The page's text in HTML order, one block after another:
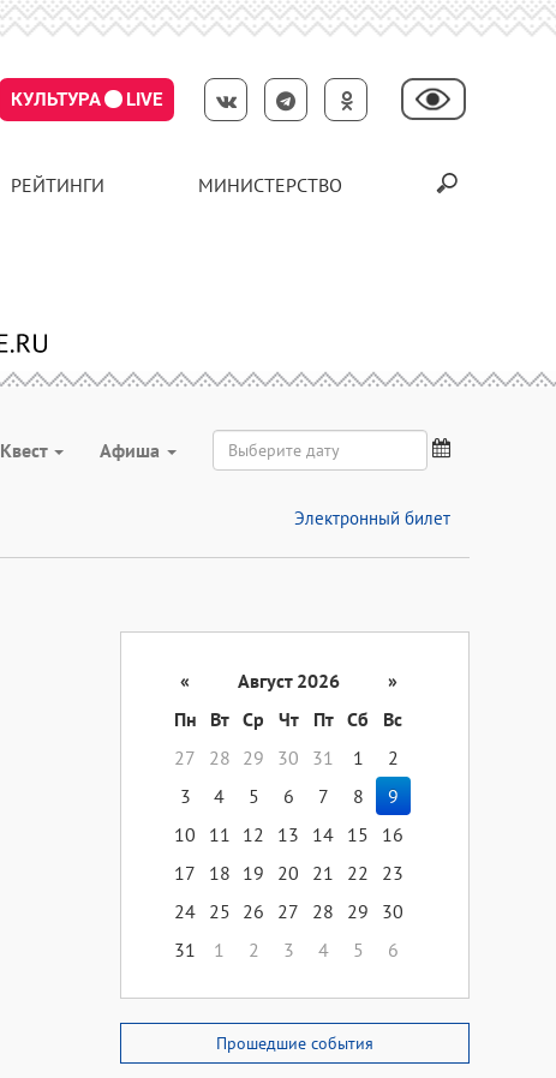
КУЛЬТУРА LIVE
РЕЙТИНГИ МИНИСТЕРСТВО
Квест Aфиша
Электронный билет
« Август 2026
»
Пн
Вт Ср Чт Пт Сб
Вс
27
28 29 30 31 1
2
3
4 5 6 7 8
9
10
11 12 13 14 15
16
17
18 19 20 21 22
23
24 25 26 27 28 29
30
31
1 2 3 4 5 6
Прошедшие события